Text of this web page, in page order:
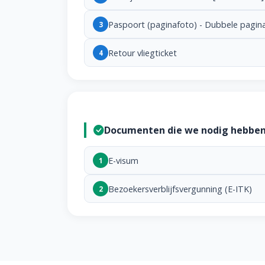
3 Paspoort (paginafoto) - Dubbele
4 Retour vliegticket
Documenten die we nodig
1 E-visum
2 Bezoekersverblijfsvergunning (E-ITK)